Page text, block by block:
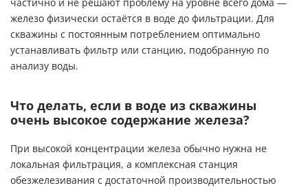
частично и не решают проблему на уровне всего дома —
железо физически остаётся в воде до фильтрации. Для
скважины с постоянным потреблением оптимально
устанавливать фильтр или станцию, подобранную по
анализу воды.
Что делать, если в воде из скважины
очень высокое содержание железа?
При высокой концентрации железа обычно нужна не
локальная фильтрация, а комплексная станция
обезжелезивания с достаточной производительностью